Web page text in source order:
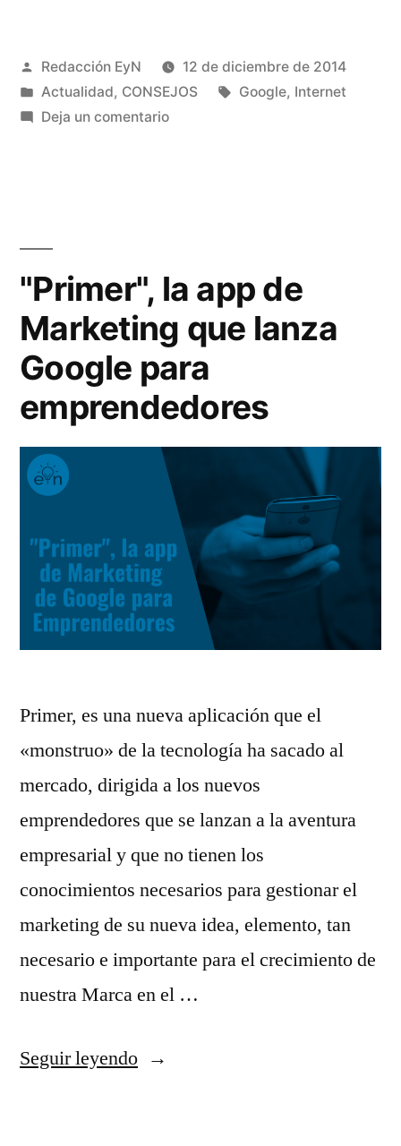
en
España
fija
la
Ley
de
Propiedad
Intelectual»
Publicado
por
Redacción EyN
12 de diciembre de 2014
Publicado
en
Actualidad, CONSEJOS Etiquetas:
Google, Internet
Deja un comentarioen
la
que
fija
Ley
Intelectual
"Primer", la app de
Marketing que lanza
Google para
emprendedores
Primer, es una nueva aplicación que el
«monstruo» de la tecnología ha sacado al
mercado, dirigida a los nuevos
emprendedores que se lanzan a la aventura
empresarial y que no tienen los
conocimientos necesarios para gestionar el
marketing de su nueva idea, elemento, tan
necesario e importante para el crecimiento de
nuestra Marca en el …
Seguir leyendo«"Primer",